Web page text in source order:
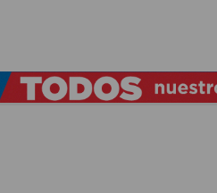
TÉRMINOS MÁS BUSCADOS
1
lamparas